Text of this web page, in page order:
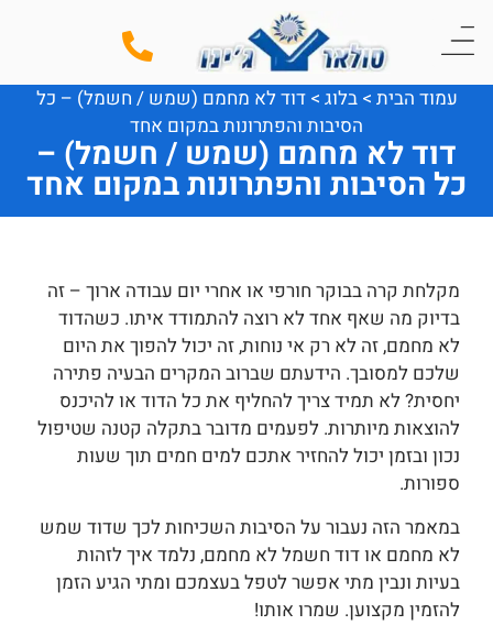
עמוד הבית >בלוג >דוד לא מחמם (שמש / חשמל) – כל
הסיבות והפתרונות במקום אחד
דוד לא מחמם (שמש / חשמל) –
כל הסיבות והפתרונות במקום אחד
מקלחת קרה בבוקר חורפי או אחרי יום עבודה ארוך – זה
בדיוק מה שאף אחד לא רוצה להתמודד איתו. כשהדוד
לא מחמם, זה לא רק אי נוחות, זה יכול להפוך את היום
שלכם למסובך. הידעתם שברוב המקרים הבעיה פתירה
יחסית? לא תמיד צריך להחליף את כל הדוד או להיכנס
להוצאות מיותרות. לפעמים מדובר בתקלה קטנה שטיפול
נכון ובזמן יכול להחזיר אתכם למים חמים תוך שעות
ספורות.
במאמר הזה נעבור על הסיבות השכיחות לכך שדוד שמש
לא מחמם או דוד חשמל לא מחמם, נלמד איך לזהות
בעיות ונבין מתי אפשר לטפל בעצמכם ומתי הגיע הזמן
להזמין מקצוען. שמרו אותו!